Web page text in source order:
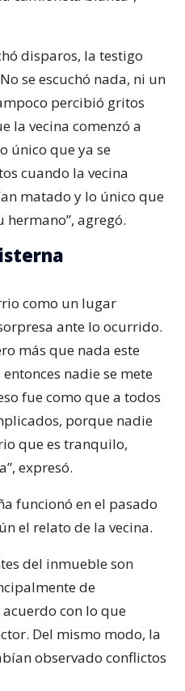
disparos, la testigo
se escuchó nada, ni un
percibió gritos
la vecina comenzó a
único que ya se
cuando la vecina
matado y lo único que
hermano”, agregó.
como un lugar
ante lo ocurrido.
más que nada este
nadie se mete
fue como que a todos
porque nadie
que es tranquilo,
expresó.
funcionó en el pasado
el relato de la vecina.
del inmueble son
de
con lo que
Del mismo modo, la
observado conflictos